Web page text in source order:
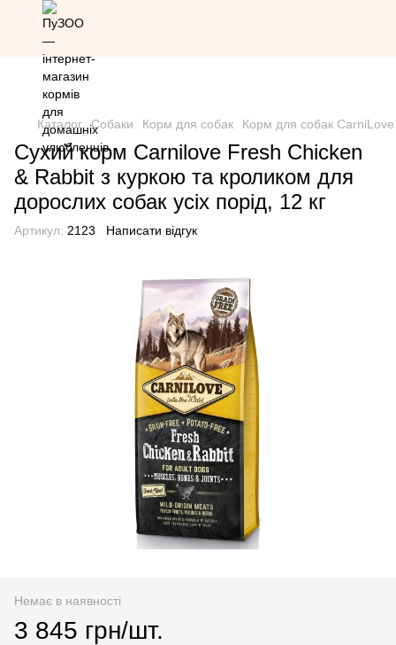
Знижка 20% на всю продукцію Грандорф за промокодом
Grandorf20 (окрім товарів зі знижкою)
Каталог Собаки Корм для собак Корм для собак CarniLove
Сухий корм Carnilove Fresh Chicken
& Rabbit з куркою та кроликом для
дорослих собак усіх порід, 12 кг
Артикул: 2123 Написати відгук
Немає в наявності
3 845 грн/шт.